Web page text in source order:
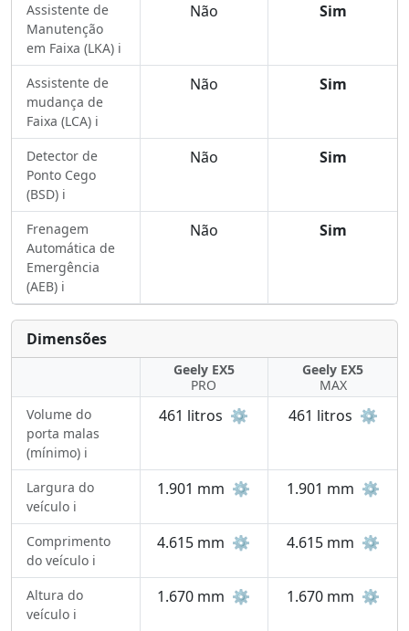
Assistente de
Manutenção
em Faixa (LKA) ℹ️
Não Sim
Assistente de
mudança de
Faixa (LCA) ℹ️
Não Sim
Detector de
Ponto Cego
(BSD) ℹ️
Não Sim
Frenagem
Automática de
Emergência
(AEB) ℹ️
Não Sim
Dimensões
Geely EX5
PRO
Geely EX5
MAX
Volume do
porta malas
(mínimo) ℹ️
461 litros ⚙️ 461 litros ⚙️
Largura do
veículo ℹ️
1.901 mm ⚙️ 1.901 mm ⚙️
Comprimento
do veículo ℹ️
4.615 mm ⚙️ 4.615 mm ⚙️
Altura do
veículo ℹ️
1.670 mm ⚙️ 1.670 mm ⚙️